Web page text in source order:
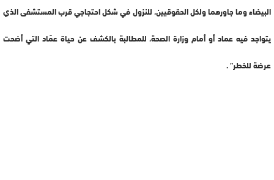
البيضاء وما جاورهما ولكل الحقوقيين، للنزول في شكل احتجاجي قرب المستشفى الذي
يتواجد فيه عماد أو أمام وزارة الصحة، للمطالبة بالكشف عن حياة عمَاد التي أضحت
عرضة للخطر” .